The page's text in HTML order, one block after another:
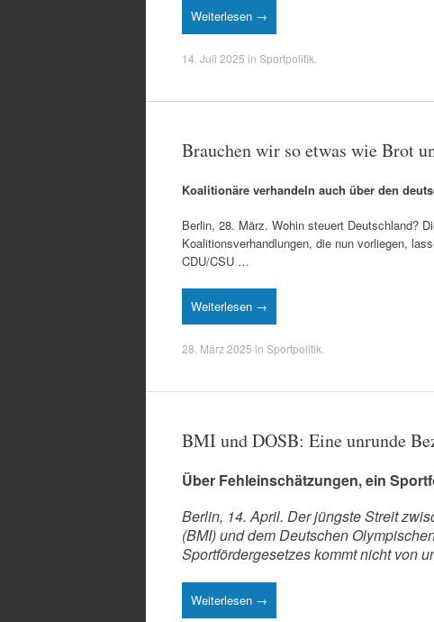
Weiterlesen →
14. Juli 2025 in Sportpolitik
Brauchen wir so etwas wie Brot
Koalitionäre verhandeln auch über den
Berlin, 28. März. Wohin steuert Deutschland?
Koalitionsverhandlungen, die nun vorliegen,
CDU/CSU …
Weiterlesen →
28. März 2025 in Sportpolitik
BMI und DOSB: Eine unrunde
Über Fehleinschätzungen, ein
Berlin, 14. April. Der jüngste Streit
(BMI) und dem Deutschen
Sportfördergesetzes kommt nicht von
Weiterlesen →